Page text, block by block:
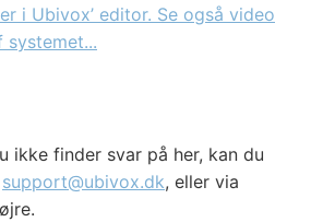
i Ubivox’ editor. Se også video
systemet...
ikke finder svar på her, kan du
support@ubivox.dk, eller via